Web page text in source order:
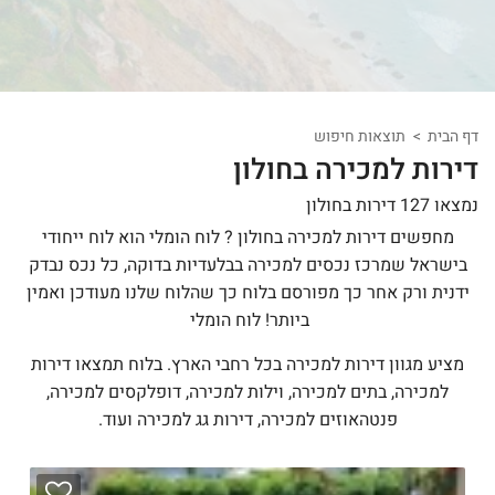
דף הבית תוצאות חיפוש
דירות למכירה בחולון
נמצאו 127 דירות בחולון
מחפשים דירות למכירה בחולון ? לוח הומלי הוא לוח ייחודי
בישראל שמרכז נכסים למכירה בבלעדיות בדוקה, כל נכס נבדק
ידנית ורק אחר כך מפורסם בלוח כך שהלוח שלנו מעודכן ואמין
ביותר! לוח הומלי
מציע מגוון דירות למכירה בכל רחבי הארץ. בלוח תמצאו דירות
למכירה, בתים למכירה, וילות למכירה, דופלקסים למכירה,
פנטהאוזים למכירה, דירות גג למכירה ועוד.